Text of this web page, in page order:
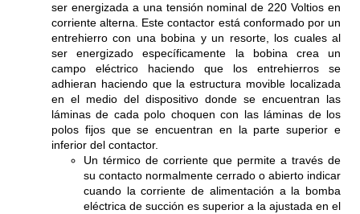
ser energizada a una tensión nominal de 220 Voltios en
corriente alterna. Este contactor está conformado por un
entrehierro con una bobina y un resorte, los cuales al
ser energizado específicamente la bobina crea un
campo eléctrico haciendo que los entrehierros se
adhieran haciendo que la estructura movible localizada
en el medio del dispositivo donde se encuentran las
láminas de cada polo choquen con las láminas de los
polos fijos que se encuentran en la parte superior e
inferior del contactor.
Un térmico de corriente que permite a través de
su contacto normalmente cerrado o abierto indicar
cuando la corriente de alimentación a la bomba
eléctrica de succión es superior a la ajustada en el